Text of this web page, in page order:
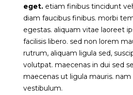
eget. etiam finibus tincidunt
diam faucibus finibus. morbi
egestas. aliquam vitae laoreet
facilisis libero. sed non lorem
rutrum, aliquam ligula sed,
volutpat. maecenas in dui sed
maecenas ut ligula mauris. nam
vestibulum.